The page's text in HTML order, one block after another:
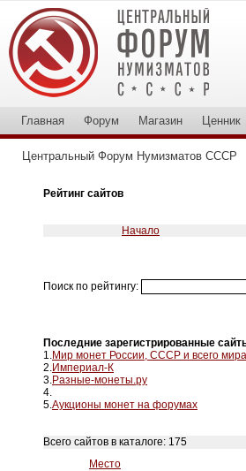
Главная Форум Магазин Ценник
Центральный Форум Нумизматов СССР
Рейтинг сайтов
Начало
Поиск по рейтингу:
Последние зарегистрированные
1.Мир монет России, СССР и всего мира
2.Империал-К
3.Разные-монеты.ру
4.
5.Аукционы монет на форумах
Всего сайтов в каталоге: 175
Место